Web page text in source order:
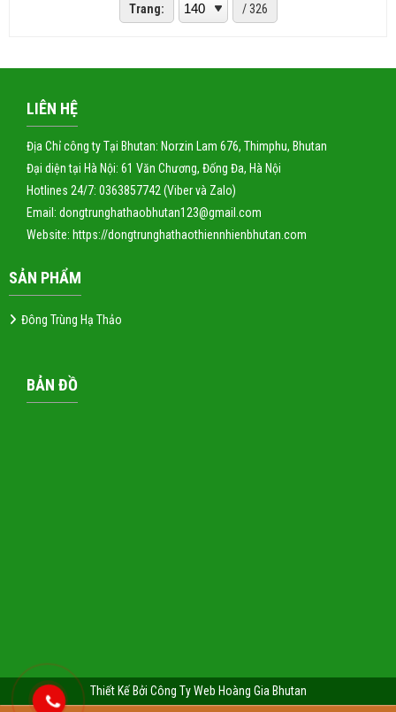
Trang: / 326
LIÊN HỆ
Địa Chỉ công ty Tại Bhutan: Norzin Lam 676, Thimphu, Bhutan
Đại diện tại Hà Nội: 61 Văn Chương, Đống Đa, Hà Nội
Hotlines 24/7: 0363857742 (Viber và Zalo)
Email: dongtrunghathaobhutan123@gmail.com
Website: https://dongtrunghathaothiennhienbhutan.com
SẢN PHẨM
Đông Trùng Hạ Thảo
BẢN ĐỒ
Thiết Kế Bởi Công Ty Web Hoàng Gia Bhutan